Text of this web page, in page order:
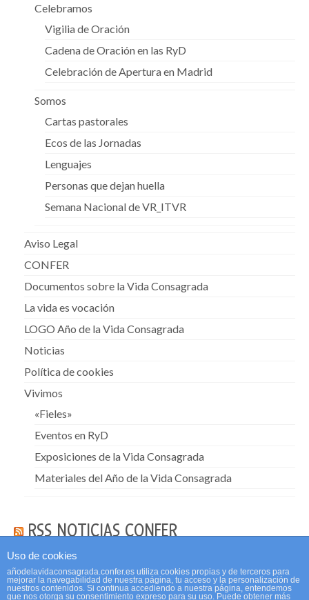
Celebramos
Vigilia de Oración
Cadena de Oración en las RyD
Celebración de Apertura en Madrid
Somos
Cartas pastorales
Ecos de las Jornadas
Lenguajes
Personas que dejan huella
Semana Nacional de VR_ITVR
Aviso Legal
CONFER
Documentos sobre la Vida Consagrada
La vida es vocación
LOGO Año de la Vida Consagrada
Noticias
Política de cookies
Vivimos
«Fieles»
Eventos en RyD
Exposiciones de la Vida Consagrada
Materiales del Año de la Vida Consagrada
RSS NOTICIAS CONFER
Uso de cookies
añodelavidaconsagrada.confer.es utiliza cookies propias y de terceros para
mejorar la navegabilidad de nuestra página, tu acceso y la personalización de
nuestros contenidos. Si continua accediendo a nuestra página, entendemos
que nos otorga su consentimiento expreso para su uso. Puede obtener más